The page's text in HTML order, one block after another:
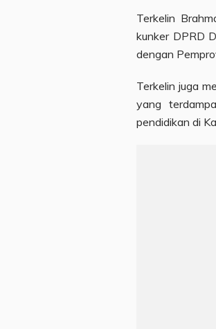
Terkelin
kunker DPRD
dengan
Terkelin juga
yang
pendidikan di